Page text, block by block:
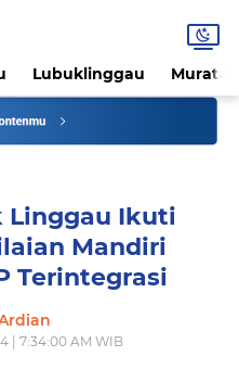
Lubuklinggau
Linggau Ikuti
Mandiri
Terintegrasi
| 7:34:00 AM WIB